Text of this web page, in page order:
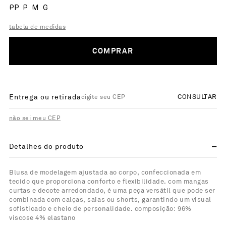
PP P M G
tabela de medidas
COMPRAR
Entrega ou retirada CONSULTAR
não sei meu CEP
Detalhes do produto
Blusa de modelagem ajustada ao corpo, confeccionada em
tecido que proporciona conforto e flexibilidade. com mangas
curtas e decote arredondado, é uma peça versátil que pode ser
combinada com calças, saias ou shorts, garantindo um visual
sofisticado e cheio de personalidade. composição: 96%
viscose 4% elastano